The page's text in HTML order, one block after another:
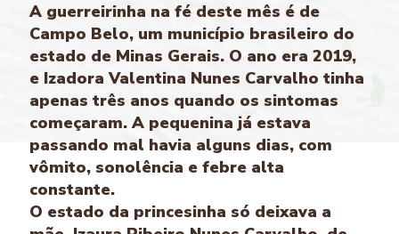
A guerreirinha na fé deste mês é de
Campo Belo, um município brasileiro do
estado de Minas Gerais. O ano era 2019,
e Izadora Valentina Nunes Carvalho tinha
apenas três anos quando os sintomas
começaram. A pequenina já estava
passando mal havia alguns dias, com
vômito, sonolência e febre alta
constante.
O estado da princesinha só deixava a